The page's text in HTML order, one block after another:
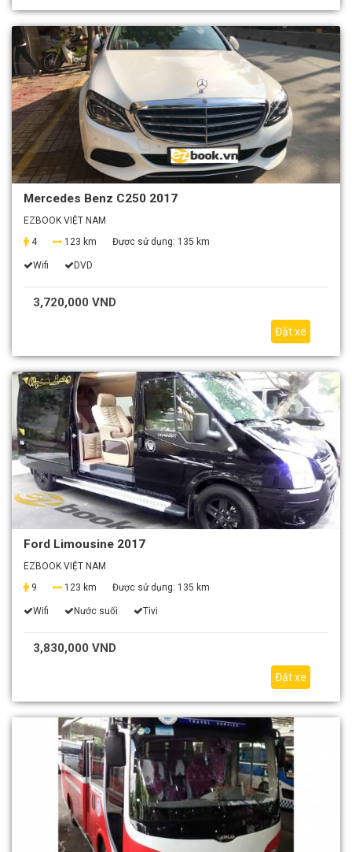
Mercedes Benz C250 2017
EZBOOK VIỆT NAM
4
123 km Được sử dụng: 135 km
Wifi DVD
3,720,000 VND
Đặt xe
Ford Limousine 2017
EZBOOK VIỆT NAM
9
123 km Được sử dụng: 135 km
Wifi Nước suối Tivi
3,830,000 VND
Đặt xe